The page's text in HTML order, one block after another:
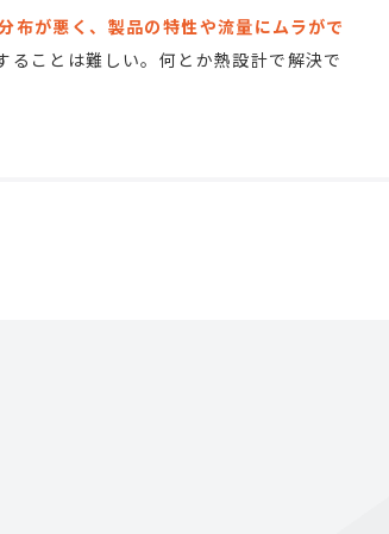
布が悪く、製品の特性や流量にムラがで
ることは難しい。何とか熱設計で解決で